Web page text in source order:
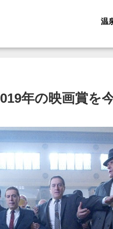
温
年の映画賞を